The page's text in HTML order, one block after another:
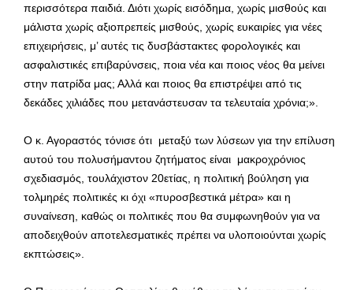
περισσότερα παιδιά. Διότι χωρίς εισόδημα, χωρίς μισθούς και
μάλιστα χωρίς αξιοπρεπείς μισθούς, χωρίς ευκαιρίες για νέες
επιχειρήσεις, μ’ αυτές τις δυσβάστακτες φορολογικές και
ασφαλιστικές επιβαρύνσεις, ποια νέα και ποιος νέος θα μείνει
στην πατρίδα μας; Αλλά και ποιος θα επιστρέψει από τις
δεκάδες χιλιάδες που μετανάστευσαν τα τελευταία χρόνια;».
Ο κ. Αγοραστός τόνισε ότι μεταξύ των λύσεων για την επίλυση
αυτού του πολυσήμαντου ζητήματος είναι μακροχρόνιος
σχεδιασμός, τουλάχιστον 20ετίας, η πολιτική βούληση για
τολμηρές πολιτικές κι όχι «πυροσβεστικά μέτρα» και η
συναίνεση, καθώς οι πολιτικές που θα συμφωνηθούν για να
αποδειχθούν αποτελεσματικές πρέπει να υλοποιούνται χωρίς
εκπτώσεις».